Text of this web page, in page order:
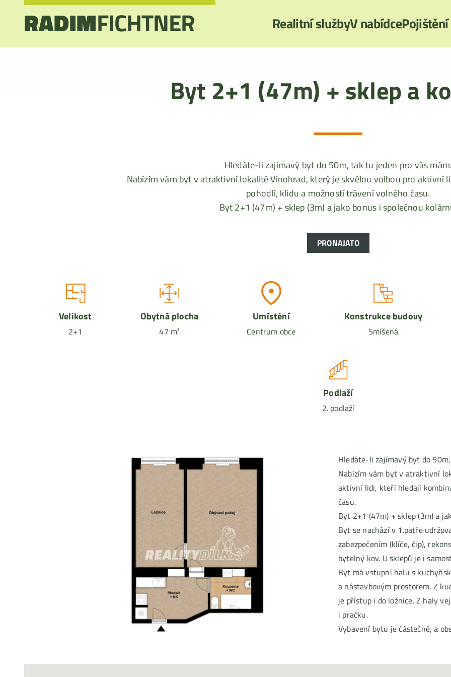
RADIMFICHTNER Realitní službyV nabídce
Byt 2+1 (47m) + sklep a
Hledáte-li zajímavý byt do 50m, tak tu jeden pro vás
Nabízím vám byt v atraktivní lokalitě Vinohrad, který je skvělou volbou pro aktivní
pohodlí, klidu a možností trávení volného času.
Byt 2+1 (47m) + sklep (3m) a jako bonus i společnou
PRONAJATO
Velikost
2+1
Obytná plocha
47 m²
Umístění
Centrum obce
Konstrukce budovy
Smíšená
Podlaží
2. podlaží
Hledáte-li zajímavý byt do
Nabízím vám byt v atraktivní
aktivní lidi, kteří hledají
času.
Byt 2+1 (47m) + sklep (3m) a
Byt se nachází v 1.patře
zabezpečením (klíče, čip),
bytelný kov. U sklepů je i
Byt má vstupní halu s
a nástavbovým prostorem. Z
je přístup i do ložnice. Z haly
i pračku.
Vybavení bytu je částečné, a